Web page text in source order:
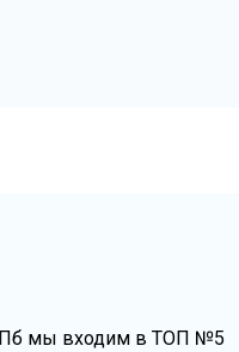
мы входим в ТОП №5